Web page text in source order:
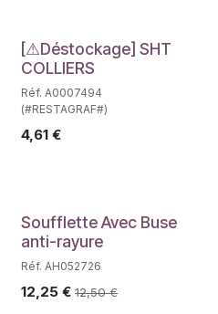
Déstockage
[⚠Déstockage] SHT
COLLIERS
Réf. A0007494
(#RESTAGRAF#)
4,61 €
Soufflette Avec Buse
anti-rayure
Réf. AH052726
12,25 € 12,50€